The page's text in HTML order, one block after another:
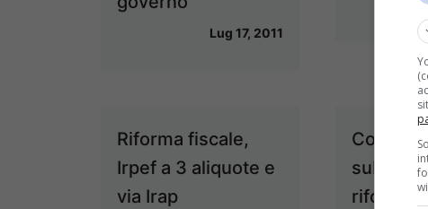
Lug 17, 2011
Riforma fiscale,
Irpef a 3 aliquote e
via Irap
subito
riforma